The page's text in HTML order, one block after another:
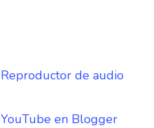
Reproductor de audio
YouTube en Blogger